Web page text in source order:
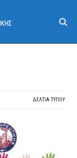
ΔΕΛΤΙΑ ΤΥΠΟΥ